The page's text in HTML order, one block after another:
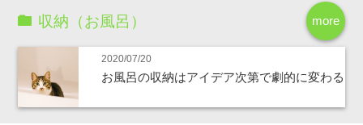
more
収納（お風呂）
2020/07/20
お風呂の収納はアイデア次第で劇的に変わる